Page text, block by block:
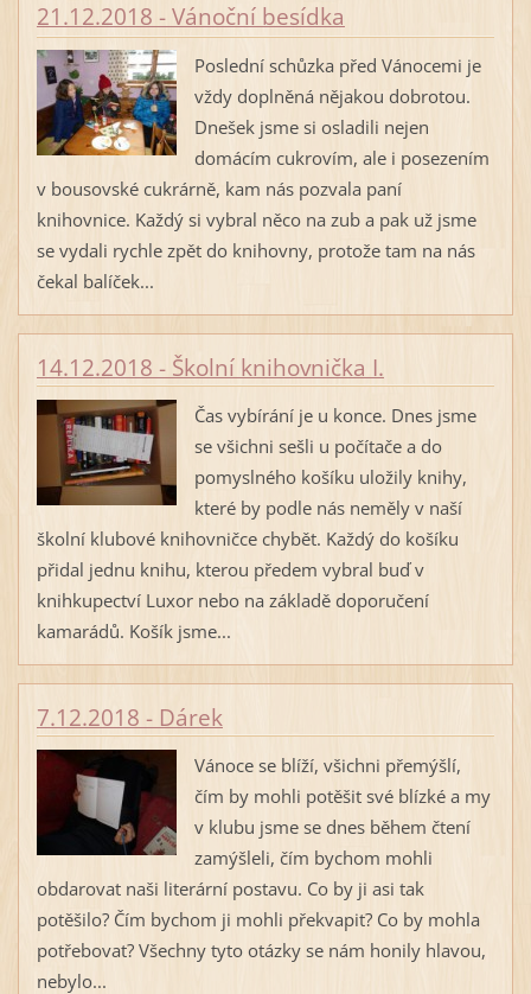
21.12.2018 - Vánoční besídka
Poslední schůzka před Vánocemi je
vždy doplněná nějakou dobrotou.
Dnešek jsme si osladili nejen
domácím cukrovím, ale i posezením
v bousovské cukrárně, kam nás pozvala paní
knihovnice. Každý si vybral něco na zub a pak už jsme
se vydali rychle zpět do knihovny, protože tam na nás
čekal balíček...
14.12.2018 - Školní knihovnička I.
Čas vybírání je u konce. Dnes jsme
se všichni sešli u počítače a do
pomyslného košíku uložily knihy,
které by podle nás neměly v naší
školní klubové knihovničce chybět. Každý do košíku
přidal jednu knihu, kterou předem vybral buď v
knihkupectví Luxor nebo na základě doporučení
kamarádů. Košík jsme...
7.12.2018 - Dárek
Vánoce se blíží, všichni přemýšlí,
čím by mohli potěšit své blízké a my
v klubu jsme se dnes během čtení
zamýšleli, čím bychom mohli
obdarovat naši literární postavu. Co by ji asi tak
potěšilo? Čím bychom ji mohli překvapit? Co by mohla
potřebovat? Všechny tyto otázky se nám honily hlavou,
nebylo...